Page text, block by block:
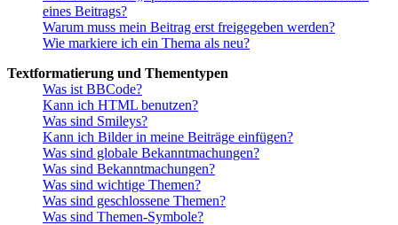
eines Beitrags?
Warum muss mein Beitrag erst freigegeben werden?
Wie markiere ich ein Thema als neu?
Textformatierung und Thementypen
Was ist BBCode?
Kann ich HTML benutzen?
Was sind Smileys?
Kann ich Bilder in meine Beiträge einfügen?
Was sind globale Bekanntmachungen?
Was sind Bekanntmachungen?
Was sind wichtige Themen?
Was sind geschlossene Themen?
Was sind Themen-Symbole?